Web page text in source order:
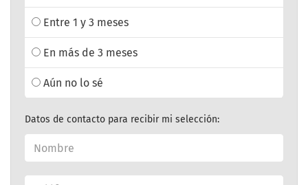
Entre 1 y 3 meses
En más de 3 meses
Aún no lo sé
Datos de contacto para recibir mi selección: